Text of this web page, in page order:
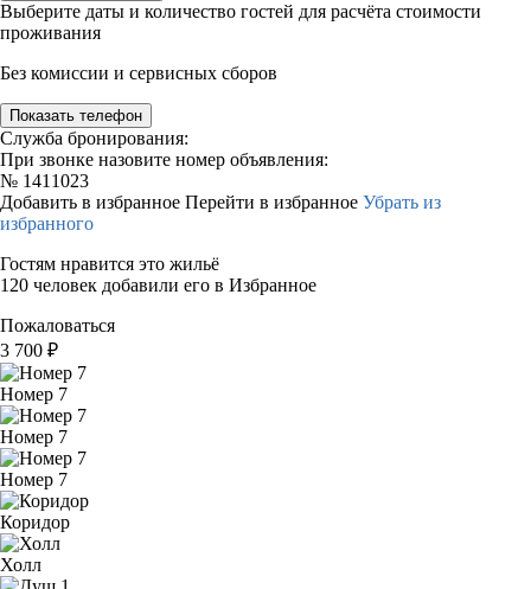
Выберите даты и количество гостей для расчёта стоимости
проживания
Без комиссии и сервисных сборов
Показать телефон
Служба бронирования:
При звонке назовите номер объявления:
№ 1411023
Добавить в избранное Перейти в избранное Убрать из
избранного
Гостям нравится это жильё
120 человек добавили его в Избранное
Пожаловаться
3 700 ₽
Номер 7
Номер 7
Номер 7
Коридор
Холл